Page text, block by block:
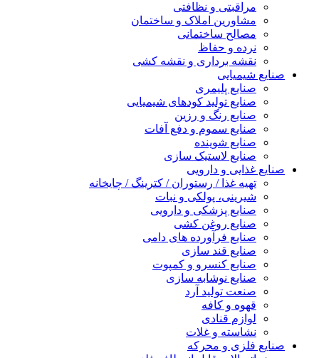
مراقبتی و نظافتی
مشاورین املاک و ساختمان
مصالح ساختمانی
نرده و حفاظ
نقشه برداری و نقشه کشی
صنایع شیمیایی
صنایع پلیمری
صنایع تولید کودهای شیمیایی
صنایع رنگ و رزین
صنایع سموم و دفع آفات
صنایع شوینده
صنایع لاستیک سازی
صنایع غذایی و دارویی
تهیه غذا / رستوران / کترینگ / چایخانه
شیرینی، پولکی و نبات
صنایع پزشکی و دارویی
صنایع روغن کشی
صنایع فرآورده های دامی
صنایع قند سازی
صنایع کنسرو و کمپوت
صنایع نوشابه سازی
صنعت تولید آرد
قهوه و کافه
لوازم قنادی
نشاسته و غلات
صنایع فلزی و محرکه